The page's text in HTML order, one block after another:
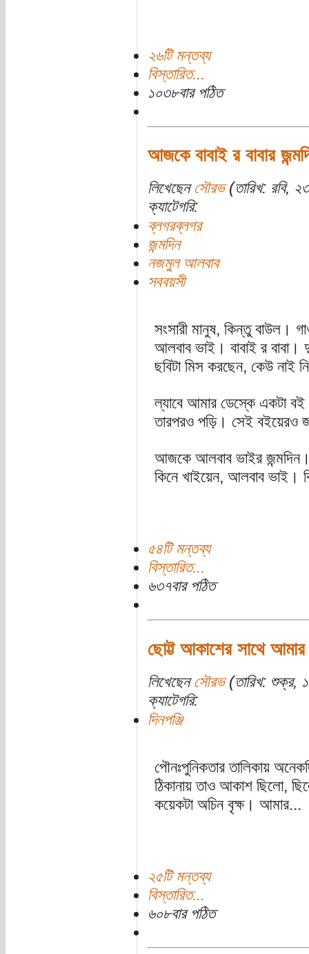
২৬টি মন্তব্য
বিস্তারিত...
১০৩৮বার পঠিত
আজকে বাবাই র বাবার
লিখেছেন সৌরভ(তারিখ: রবি,
ক্যাটেগরি:
ব্লগরব্লগর
জন্মদিন
নজমুল আলবাব
সববয়সী
সংসারী মানুষ, কিন্তু বাউল।
আলবাব ভাই। বাবাই র বাবা।
ছবিটা মিস করছেন, কেউ নাই
ল্যাবে আমার ডেস্কে একটা বই
তারপরও পড়ি। সেই বইয়েরও
আজকে আলবাব ভাইর
কিনে খাইয়েন, আলবাব ভাই।
৫৪টি মন্তব্য
বিস্তারিত...
৬৩৭বার পঠিত
ছোট্ট আকাশের সাথে আমার
লিখেছেন সৌরভ(তারিখ: শুক্র,
ক্যাটেগরি:
দিনপঞ্জি
পৌনঃপুনিকতার তালিকায়
ঠিকানায় তাও আকাশ ছিলো,
কয়েকটা অচিন বৃক্ষ। আমার...
২৫টি মন্তব্য
বিস্তারিত...
৬০৮বার পঠিত